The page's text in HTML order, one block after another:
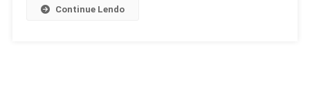
Continue Lendo